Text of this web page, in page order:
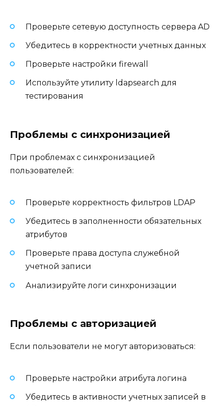
Проверьте сетевую доступность сервера AD
Убедитесь в корректности учетных данных
Проверьте настройки firewall
Используйте утилиту ldapsearch для
тестирования
Проблемы с синхронизацией
При проблемах с синхронизацией
пользователей:
Проверьте корректность фильтров LDAP
Убедитесь в заполненности обязательных
атрибутов
Проверьте права доступа служебной
учетной записи
Анализируйте логи синхронизации
Проблемы с авторизацией
Если пользователи не могут авторизоваться:
Проверьте настройки атрибута логина
Убедитесь в активности учетных записей в